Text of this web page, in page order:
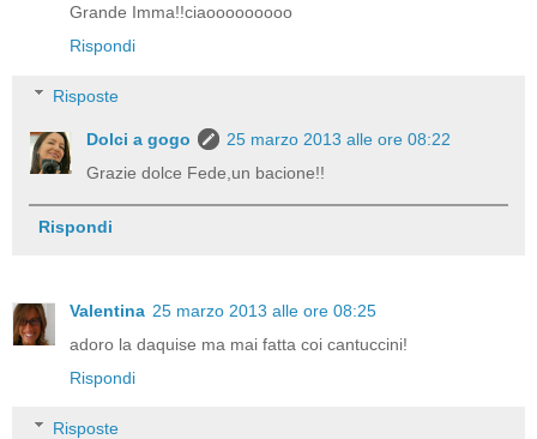
Grande Imma!!ciaooooooooo
Rispondi
Risposte
Dolci a gogo
25 marzo 2013 alle ore 08:22
Grazie dolce Fede,un bacione!!
Rispondi
Valentina 25 marzo 2013 alle ore 08:25
adoro la daquise ma mai fatta coi cantuccini!
Rispondi
Risposte